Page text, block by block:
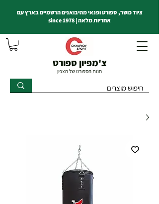
צ'מפיון ספורט
חנות הספורט של הצפון
ציוד כושר, ספורט ופנאי מהיבואנים הרשמיים בארץ עם
אחריות מלאה | since 1978